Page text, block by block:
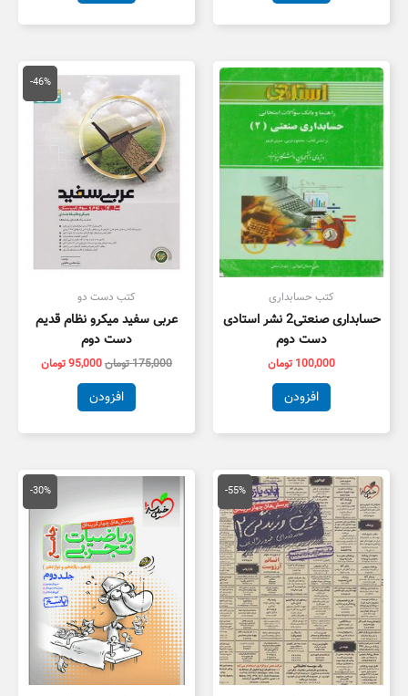
کتب حسابداری
حسابداری صنعتی2 نشر استادی
دست دوم
100,000 تومان
افزودن
-46%
کتب دست دو
عربی سفید میکرو نظام قدیم
دست دوم
175,000تومان
اصلی
175,000 تومان
بود.
95,000تومان
قیمت
فعلی
افزودن
-55%
قیمت
اصلی
55,000 تومان
بود.
قیمت
فعلی
25,000 تومان
است.
-30%
قیمت
100,000 تومان
بود.
قیمت
فعلی